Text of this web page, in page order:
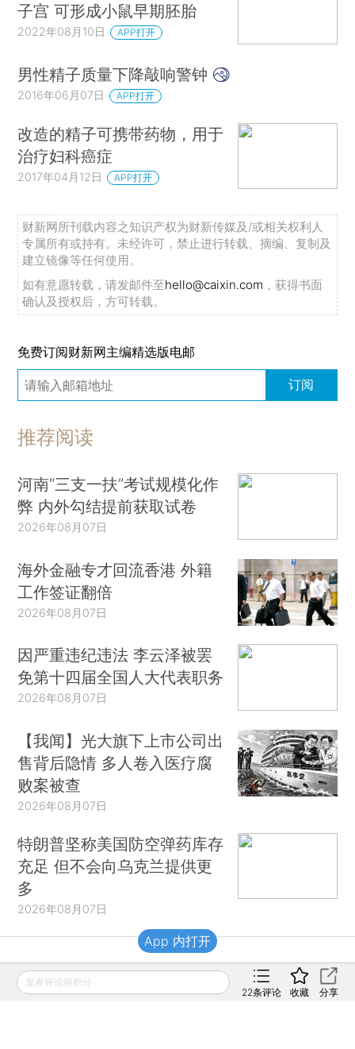
子宫 可形成小鼠早期胚胎
2022年08月10日 APP打开
男性精子质量下降敲响警钟
2016年06月07日 APP打开
改造的精子可携带药物，用于
治疗妇科癌症
2017年04月12日 APP打开
财新网所刊载内容之知识产权为财新传媒及/或相关权利人
专属所有或持有。未经许可，禁止进行转载、摘编、复制及
建立镜像等任何使用。
如有意愿转载，请发邮件至hello@caixin.com ，获得书面
确认及授权后，方可转载。
免费订阅财新网主编精选版电邮
订阅
推荐阅读
河南“三支一扶”考试规模化作
弊 内外勾结提前获取试卷
2026年08月07日
海外金融专才回流香港 外籍
工作签证翻倍
2026年08月07日
因严重违纪违法 李云泽被罢
免第十四届全国人大代表职务
2026年08月07日
【我闻】光大旗下上市公司出
售背后隐情 多人卷入医疗腐
败案被查
2026年08月07日
特朗普坚称美国防空弹药库存
充足 但不会向乌克兰提供更
多
2026年08月07日
财新移动
发表评论得积分
22条评论 收藏 分享
App 内打开